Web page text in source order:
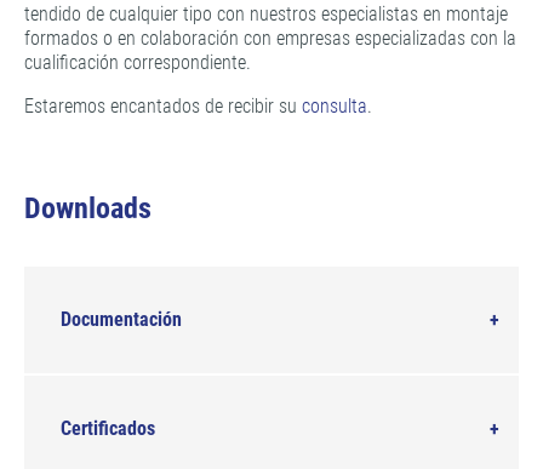
tendido de cualquier tipo con nuestros especialistas en montaje
formados o en colaboración con empresas especializadas con la
cualificación correspondiente.
Estaremos encantados de recibir su consulta.
Downloads
Documentación
Certificados